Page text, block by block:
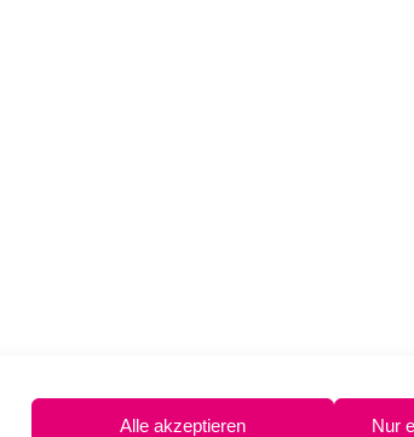
Alle akzeptieren Nur